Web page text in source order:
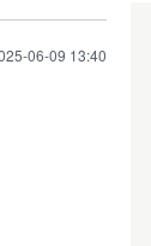
06-09 13:40
二个女人。